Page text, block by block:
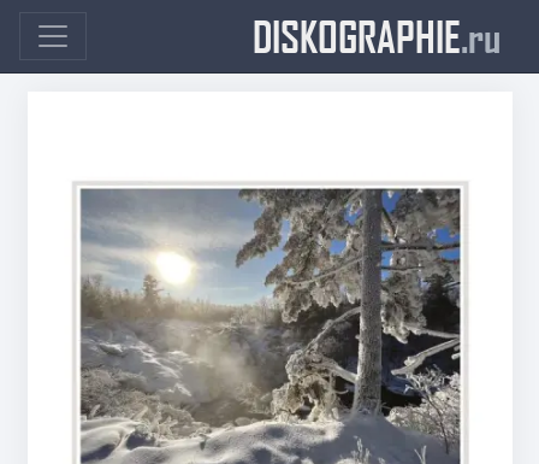
DISKOGRAPHIE.ru